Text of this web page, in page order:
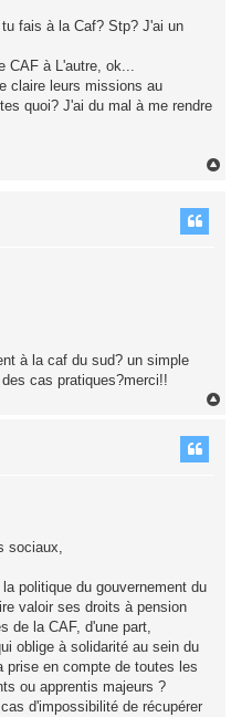
fais à la Caf? Stp? J'ai un
CAF à L'autre, ok...
claire leurs missions au
quoi? J'ai du mal à me rendre
à la caf du sud? un simple
cas pratiques?merci!!
sociaux,
politique du gouvernement du
valoir ses droits à pension
de la CAF, d'une part,
oblige à solidarité au sein du
prise en compte de toutes les
ou apprentis majeurs ?
d'impossibilité de récupérer